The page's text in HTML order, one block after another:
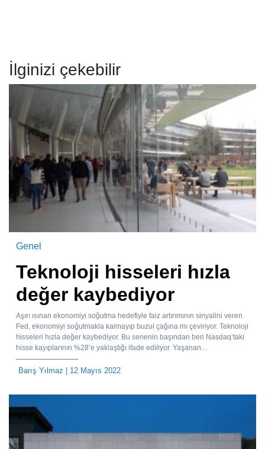
İlginizi çekebilir
Genel
Teknoloji hisseleri hızla
değer kaybediyor
Aşırı ısınan ekonomiyi soğutma hedefiyle faiz artırımının sinyalini veren
Fed, ekonomiyi soğutmakla kalmayıp buzul çağına mı çeviriyor. Teknoloji
hisseleri hızla değer kaybediyor. Bu senenin başından beri Nasdaq’taki
hisse kayıplarının %28’e yaklaştığı ifade ediliyor. Yaşanan...
Barış Yılmaz | 12 Mayıs 2022